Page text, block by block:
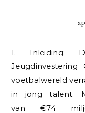
1. Inleiding: De Context van Chelsea’s
voetbalwereld
in jong talent.
van €74